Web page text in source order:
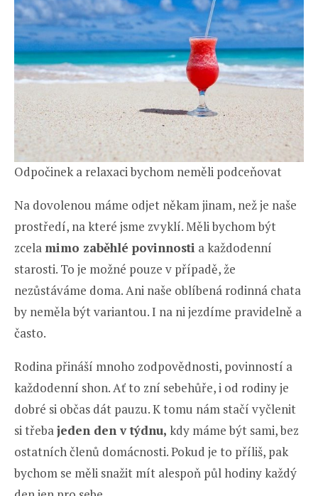
Odpočinek a relaxaci bychom neměli podceňovat
Na dovolenou máme odjet někam jinam, než je naše
prostředí, na které jsme zvyklí. Měli bychom být
zcela mimo zaběhlé povinnosti a každodenní
starosti. To je možné pouze v případě, že
nezůstáváme doma. Ani naše oblíbená rodinná chata
by neměla být variantou. I na ni jezdíme pravidelně a
často.
Rodina přináší mnoho zodpovědnosti, povinností a
každodenní shon. Ať to zní sebehůře, i od rodiny je
dobré si občas dát pauzu. K tomu nám stačí vyčlenit
si třebajeden den v týdnu, kdy máme být sami, bez
ostatních členů domácnosti. Pokud je to příliš, pak
bychom se měli snažit mít alespoň půl hodiny každý